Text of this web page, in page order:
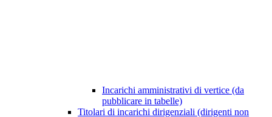
Incarichi amministrativi di vertice (da
pubblicare in tabelle)
Titolari di incarichi dirigenziali (dirigenti non